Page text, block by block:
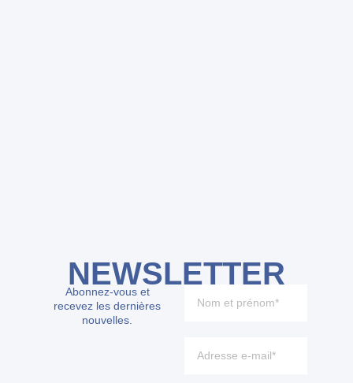
NEWSLETTER
Abonnez-vous et
recevez les dernières
nouvelles.